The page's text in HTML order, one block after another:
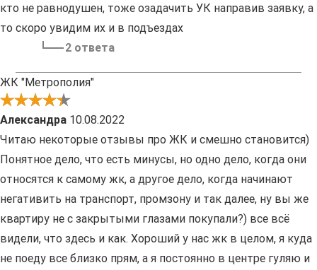
кто не равнодушен, тоже озадачить УК направив заявку, а
то скоро увидим их и в подъездах
2 ответа
ЖК "Метрополия"
Александра 10.08.2022
Читаю некоторые отзывы про ЖК и смешно становится)
Понятное дело, что есть минусы, но одно дело, когда они
относятся к самому жк, а другое дело, когда начинают
негативить на транспорт, промзону и так далее, ну вы же
квартиру не с закрытыми глазами покупали?) все всё
видели, что здесь и как. Хороший у нас жк в целом, я куда
не поеду все близко прям, а я постоянно в центре гуляю и